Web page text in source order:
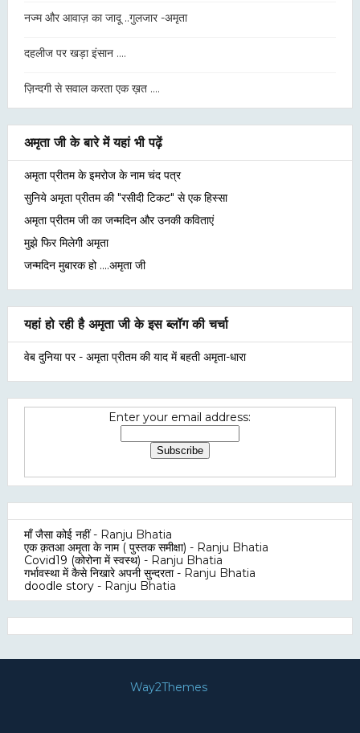
नज्म और आवाज़ का जादू ..गुलजार -अमृता
दहलीज पर खड़ा इंसान ....
ज़िन्दगी से सवाल करता एक ख़त ....
अमृता जी के बारे में यहां भी पढ़ें
अमृता प्रीतम के इमरोज के नाम चंद पत्र
सुनिये अमृता प्रीतम की "रसीदी टिकट" से एक हिस्सा
अमृता प्रीतम जी का जन्मदिन और उनकी कविताएं
मुझे फिर मिलेगी अमृता
जन्मदिन मुबारक हो ....अमृता जी
यहां हो रही है अमृता जी के इस ब्लॉग की चर्चा
वेब दुनिया पर - अमृता प्रीतम की याद में बहती अमृता-धारा
Enter your email address:
माँ जैसा कोई नहीं- Ranju Bhatia
एक क़तआ अमृता के नाम ( पुस्तक समीक्षा) - Ranju Bhatia
Covid19 (कोरोना में स्वस्थ) - Ranju Bhatia
गर्भावस्था में कैसे निखारे अपनी सुन्दरता- Ranju Bhatia
doodle story- Ranju Bhatia